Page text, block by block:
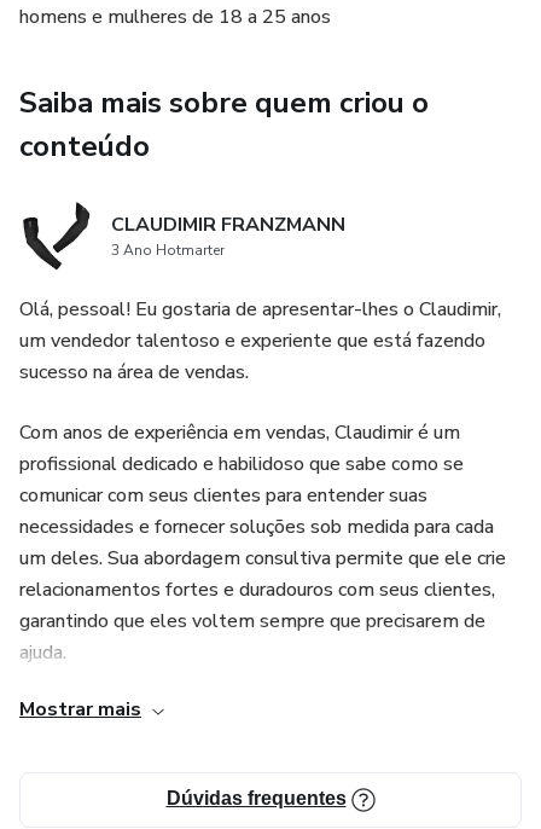
homens e mulheres de 18 a 25 anos
Saiba mais sobre quem criou o
conteúdo
CLAUDIMIR FRANZMANN
3 Ano Hotmarter
Olá, pessoal! Eu gostaria de apresentar-lhes o Claudimir,
um vendedor talentoso e experiente que está fazendo
sucesso na área de vendas.
Com anos de experiência em vendas, Claudimir é um
profissional dedicado e habilidoso que sabe como se
comunicar com seus clientes para entender suas
necessidades e fornecer soluções sob medida para cada
um deles. Sua abordagem consultiva permite que ele crie
relacionamentos fortes e duradouros com seus clientes,
garantindo que eles voltem sempre que precisarem de
ajuda.
Além de suas habilidades interpessoais, Claudimir também
permitindo que ele ofereça soluções personalizadas para
cada cliente. Sua paixão por ajudar os clientes a encontrar a
Mostrar mais
Dúvidas frequentes